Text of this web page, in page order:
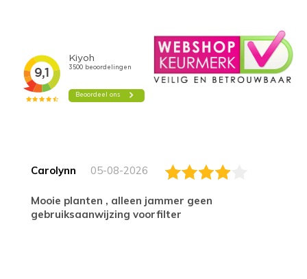
Carolynn 05-08-2026
Mooie planten , alleen jammer geen
gebruiksaanwijzing voorfilter